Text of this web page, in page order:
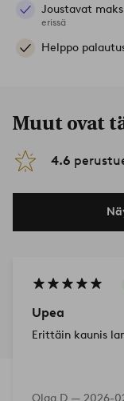
Joustavat
erissä
Helppo
Muut ovat
4.6
Upea
Erittäin kaunis